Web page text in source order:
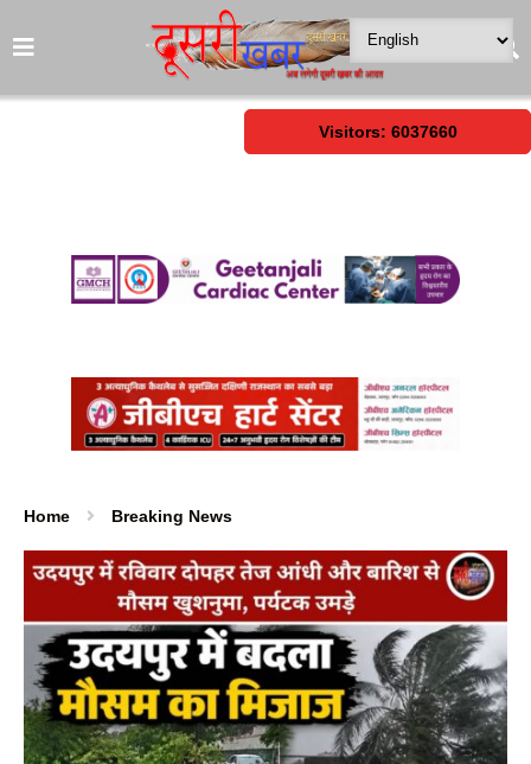
Visitors: 6037660
Home Breaking News